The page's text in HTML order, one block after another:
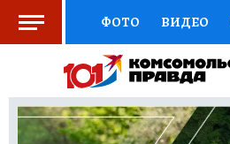
ФОТО ВИДЕО
СОЦПОДДЕРЖКА
ВЫБОР ЭКСПЕРТОВ